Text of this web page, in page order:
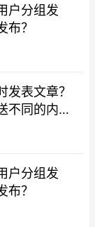
户分组发
布？
发表文章？
不同的内
户分组发
布？